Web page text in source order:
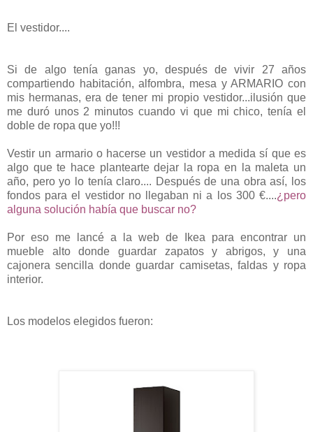
El vestidor....
Si de algo tenía ganas yo, después de vivir 27 años
compartiendo habitación, alfombra, mesa y ARMARIO con
mis hermanas, era de tener mi propio vestidor...ilusión que
me duró unos 2 minutos cuando vi que mi chico, tenía el
doble de ropa que yo!!!
Vestir un armario o hacerse un vestidor a medida sí que es
algo que te hace plantearte dejar la ropa en la maleta un
año, pero yo lo tenía claro.... Después de una obra así, los
fondos para el vestidor no llegaban ni a los 300 €....¿pero
alguna solución había que buscar no?
Por eso me lancé a la web de Ikea para encontrar un
mueble alto donde guardar zapatos y abrigos, y una
cajonera sencilla donde guardar camisetas, faldas y ropa
interior.
Los modelos elegidos fueron: